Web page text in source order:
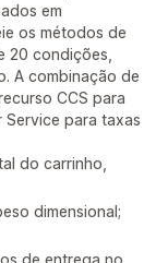
em
os métodos de
20 condições,
A combinação de
CCS para
Service para taxas
do carrinho,
dimensional;